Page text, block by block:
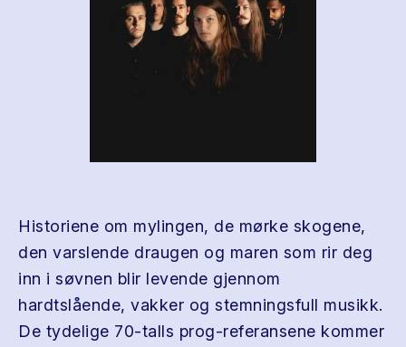
Historiene om mylingen, de mørke skogene,
den varslende draugen og maren som rir deg
inn i søvnen blir levende gjennom
hardtslående, vakker og stemningsfull musikk.
De tydelige 70-talls prog-referansene kommer